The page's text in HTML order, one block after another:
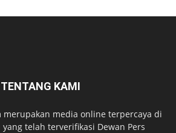
TENTANG KAMI
merupakan media online terpercaya di
telah terverifikasi Dewan Pers